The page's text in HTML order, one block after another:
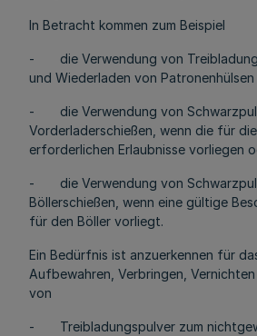
In Betracht kommen zum Beispiel
- die Verwendung von
und Wiederladen von
- die Verwendung von
Vorderladerschießen, wenn die für
erforderlichen Erlaubnisse vorliegen
- die Verwendung von
Böllerschießen, wenn eine gültige
für den Böller vorliegt.
Ein Bedürfnis ist anzuerkennen für
Aufbewahren, Verbringen,
von
- Treibladungspulver zum